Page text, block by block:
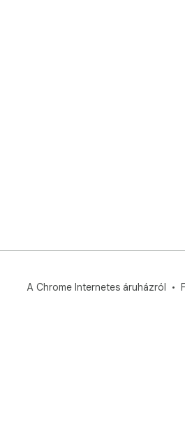
A Chrome Internetes áruházról